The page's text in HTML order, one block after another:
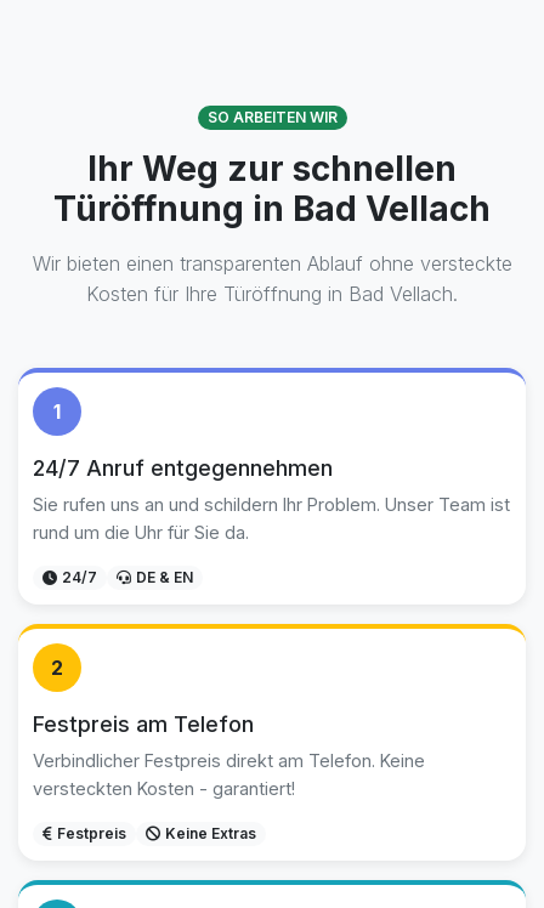
SO ARBEITEN WIR
Ihr Weg zur schnellen
Türöffnung in Bad Vellach
Wir bieten einen transparenten Ablauf ohne versteckte
Kosten für Ihre Türöffnung in Bad Vellach.
1
24/7 Anruf entgegennehmen
Sie rufen uns an und schildern Ihr Problem. Unser Team ist
rund um die Uhr für Sie da.
24/7 DE & EN
2
Festpreis am Telefon
Verbindlicher Festpreis direkt am Telefon. Keine
versteckten Kosten - garantiert!
Festpreis Keine Extras